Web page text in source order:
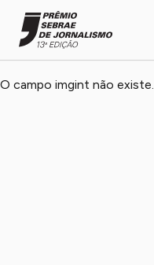
O campo imgint não existe.